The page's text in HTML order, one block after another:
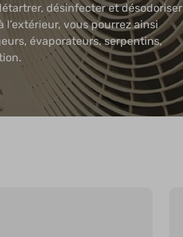
désinfecter et désodoriser
vous pourrez ainsi
évaporateurs, serpentins,